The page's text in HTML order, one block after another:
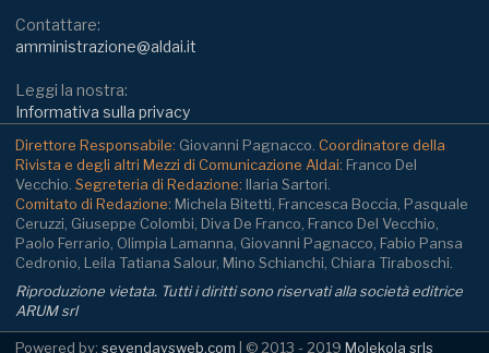
Contattare:
amministrazione@aldai.it
Leggi la nostra:
Informativa sulla privacy
Direttore Responsabile: Giovanni Pagnacco. Coordinatore della
Rivista e degli altri Mezzi di Comunicazione Aldai: Franco Del
Vecchio. Segreteria di Redazione: Ilaria Sartori.
Comitato di Redazione: Michela Bitetti, Francesca Boccia, Pasquale
Ceruzzi, Giuseppe Colombi, Diva De Franco, Franco Del Vecchio,
Paolo Ferrario, Olimpia Lamanna, Giovanni Pagnacco, Fabio Pansa
Cedronio, Leila Tatiana Salour, Mino Schianchi, Chiara Tiraboschi.
Riproduzione vietata. Tutti i diritti sono riservati alla società editrice
ARUM srl
Powered by: sevendaysweb.com | © 2013 - 2019 Molekola srls